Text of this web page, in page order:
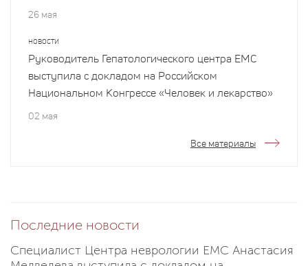
26 мая
НОВОСТИ
Руководитель Гепатологического центра EMC
выступила с докладом на Российском
Национальном Конгрессе «Человек и лекарство»
02 мая
Все материалы
Последние новости
Специалист Центра неврологии EMC Анастасия